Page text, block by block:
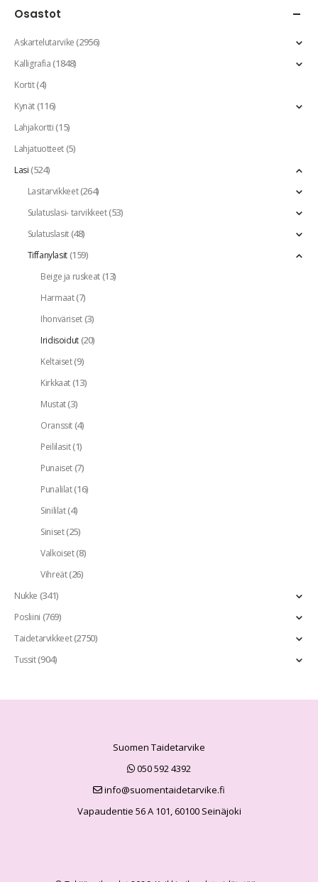
Osastot
Askartelutarvike(2956)
Kalligrafia(1848)
Kortit(4)
Kynät(116)
Lahjakortti(15)
Lahjatuotteet(5)
Lasi(524)
Lasitarvikkeet(264)
Sulatuslasi- tarvikkeet(53)
Sulatuslasit(48)
Tiffanylasit(159)
Beige ja ruskeat(13)
Harmaat(7)
Ihonväriset(3)
Iridisoidut(20)
Keltaiset(9)
Kirkkaat(13)
Mustat(3)
Oranssit(4)
Peililasit(1)
Punaiset(7)
Punalilat(16)
Sinililat(4)
Siniset(25)
Valkoiset(8)
Vihreät(26)
Nukke (341)
Posliini (769)
Taidetarvikkeet(2750)
Tussit(904)
Suomen Taidetarvike
050 592 4392
info@suomentaidetarvike.fi
Vapaudentie 56 A 101, 60100 Seinäjoki